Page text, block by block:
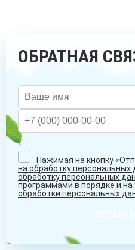
ОБРАТНАЯ
Нажимая на кнопку
на обработку персональных
обработку персональных
программами в порядке и на
обработки персональных